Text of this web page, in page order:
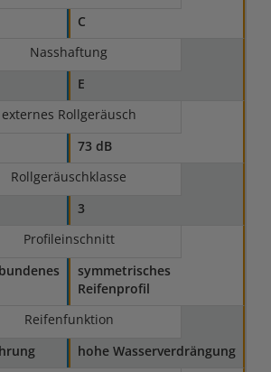
C
Nasshaftung
E
externes Rollgeräusch
73 dB
Rollgeräuschklasse
3
Profileinschnitt
symmetrisches
Reifenprofil
Reifenfunktion
hohe Wasserverdrängung